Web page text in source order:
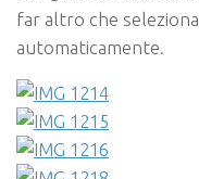
far altro che
automaticamente.